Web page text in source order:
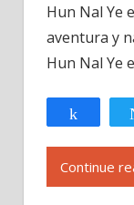
Hun Nal Ye
aventura y
Hun Nal Ye
Continue